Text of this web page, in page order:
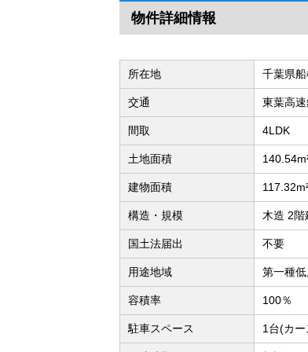
物件詳細情報
所在地 千葉県
交通 東葉高
間取 4LDK
土地面積
建物面積
構造・規模 木造 2階
国土法届出 不要
用途地域 第一種
容積率 100％
駐車スペース 1台(カ